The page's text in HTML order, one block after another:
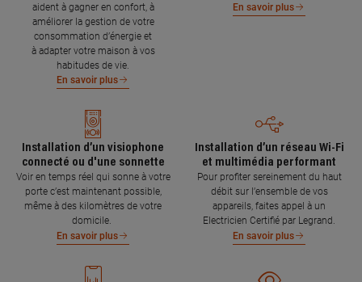
aident à gagner en confort, à
améliorer la gestion de votre
consommation d’énergie et
à adapter votre maison à vos
habitudes de vie.
En savoir plus
En savoir plus
Installation d’un visiophone
connecté ou d'une sonnette
Voir en temps réel qui sonne à votre
porte c’est maintenant possible,
même à des kilomètres de votre
domicile.
En savoir plus
Installation d’un réseau Wi-Fi
et multimédia performant
Pour profiter sereinement du haut
débit sur l’ensemble de vos
appareils, faites appel à un
Electricien Certifié par Legrand.
En savoir plus